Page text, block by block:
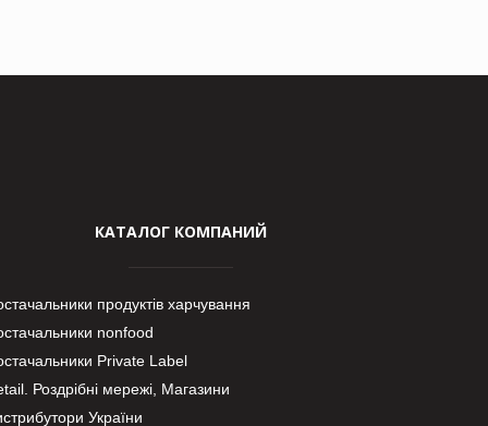
КАТАЛОГ КОМПАНИЙ
продуктів харчування
nonfood
Private Label
Роздрібні мережі, Магазини
України